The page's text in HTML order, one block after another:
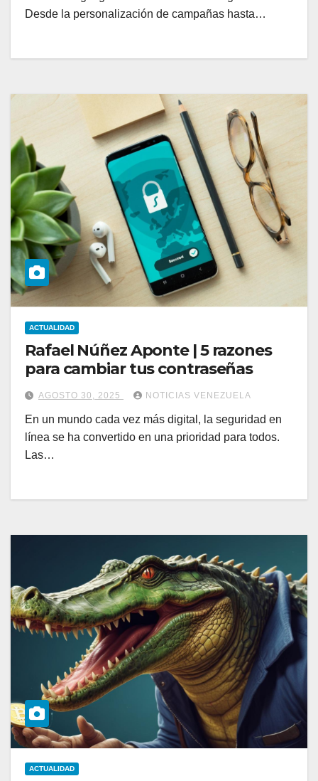
Desde la personalización de campañas hasta…
ACTUALIDAD
Rafael Núñez Aponte | 5 razones
para cambiar tus contraseñas
AGOSTO 30, 2025 NOTICIAS VENEZUELA
En un mundo cada vez más digital, la seguridad en
línea se ha convertido en una prioridad para todos.
Las…
ACTUALIDAD